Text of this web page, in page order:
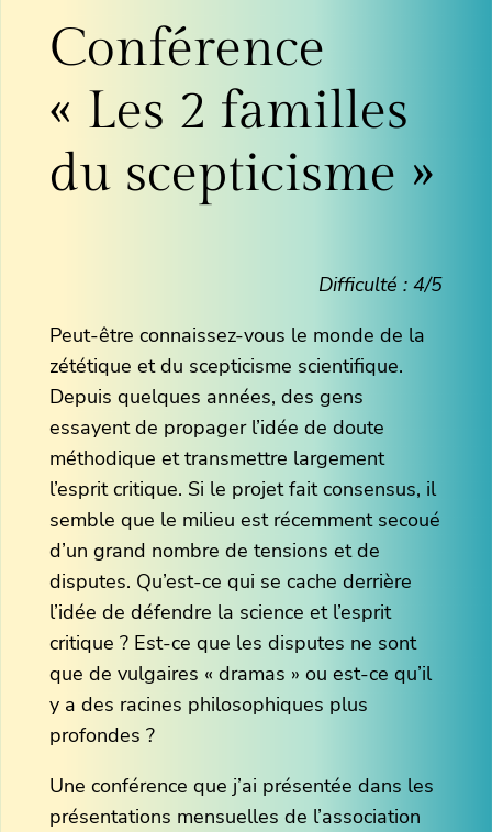
Conférence
« Les 2 familles
du scepticisme »
Difficulté : 4/5
Peut-être connaissez-vous le monde de la
zététique et du scepticisme scientifique.
Depuis quelques années, des gens
essayent de propager l’idée de doute
méthodique et transmettre largement
l’esprit critique. Si le projet fait consensus, il
semble que le milieu est récemment secoué
d’un grand nombre de tensions et de
disputes. Qu’est-ce qui se cache derrière
l’idée de défendre la science et l’esprit
critique ? Est-ce que les disputes ne sont
que de vulgaires « dramas » ou est-ce qu’il
y a des racines philosophiques plus
profondes ?
Une conférence que j’ai présentée dans les
présentations mensuelles de l’association